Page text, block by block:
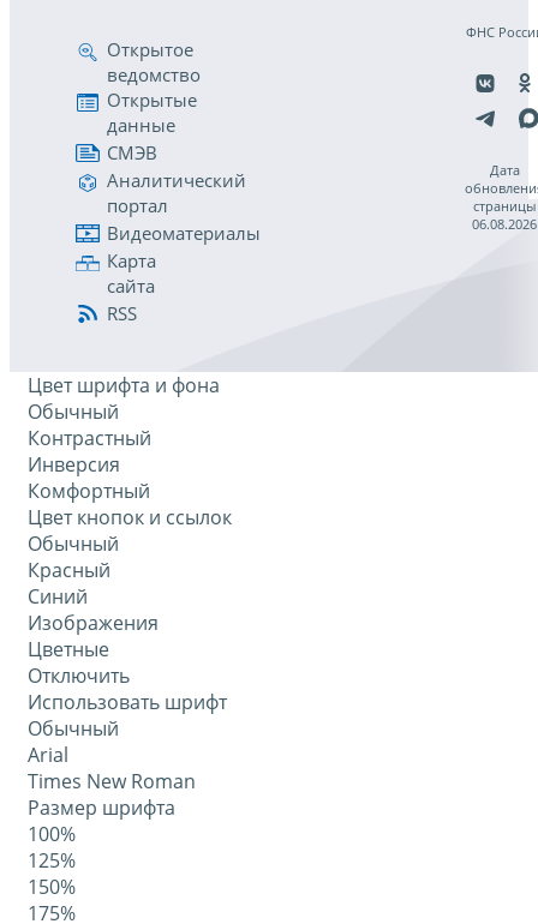
Открытое
ведомство
Открытые
данные
СМЭВ
Аналитический
портал
Видеоматериалы
Карта
сайта
RSS
ФНС
Дата
страницы
06.08.2026
Цвет шрифта и фона
Обычный
Контрастный
Инверсия
Комфортный
Цвет кнопок и ссылок
Обычный
Красный
Синий
Изображения
Цветные
Отключить
Использовать шрифт
Обычный
Arial
Times New Roman
Размер шрифта
100%
125%
150%
175%